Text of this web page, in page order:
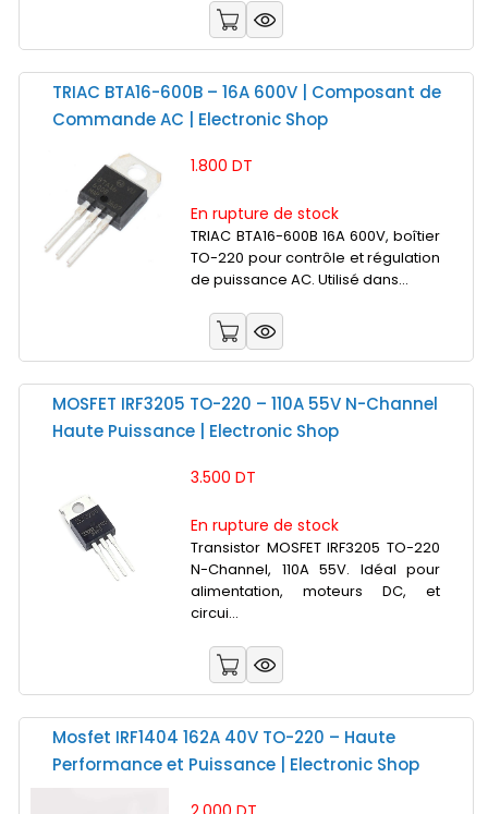
TRIAC BTA16-600B – 16A 600V | Composant de
Commande AC | Electronic Shop
1.800 DT
En rupture de stock
TRIAC BTA16-600B 16A 600V, boîtier
TO-220 pour contrôle et régulation
de puissance AC. Utilisé dans...
MOSFET IRF3205 TO-220 – 110A 55V N-Channel
Haute Puissance | Electronic Shop
3.500 DT
En rupture de stock
Transistor MOSFET IRF3205 TO-220
N-Channel, 110A 55V. Idéal pour
alimentation, moteurs DC, et
circui...
Mosfet IRF1404 162A 40V TO-220 – Haute
Performance et Puissance | Electronic Shop